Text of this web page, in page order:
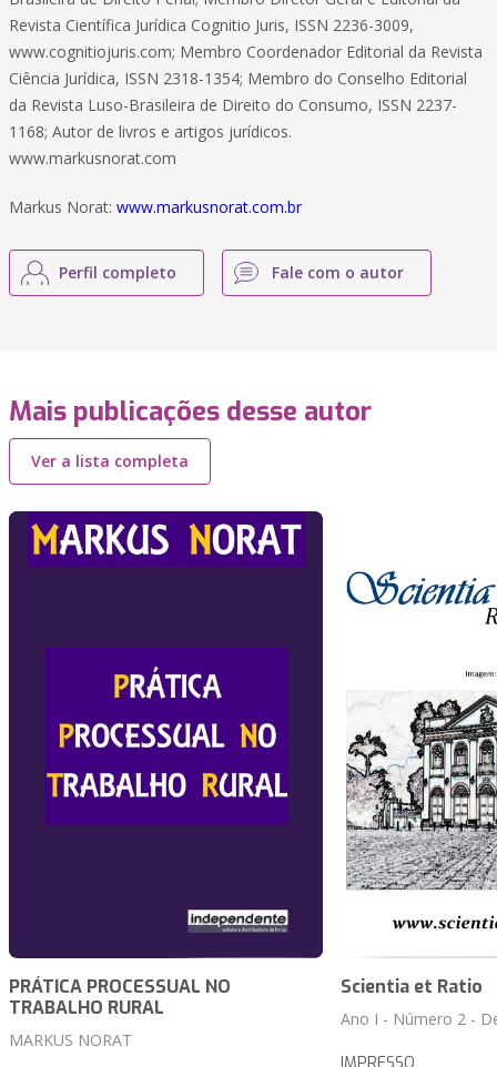
Revista Científica Jurídica Cognitio Juris, ISSN 2236-3009,
www.cognitiojuris.com; Membro Coordenador Editorial da Revista
Ciência Jurídica, ISSN 2318-1354; Membro do Conselho Editorial
da Revista Luso-Brasileira de Direito do Consumo, ISSN 2237-
1168; Autor de livros e artigos jurídicos.
www.markusnorat.com
Markus Norat: www.markusnorat.com.br
Perfil completo Fale com o autor
Mais publicações desse autor
Ver a lista completa
PRÁTICA PROCESSUAL NO
TRABALHO RURAL
MARKUS NORAT
Scientia et Ratio
Ano I - Número 2 -